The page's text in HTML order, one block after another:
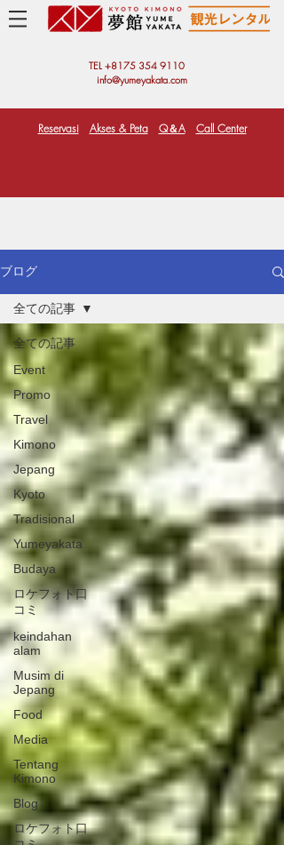
TEL +8175 354 9110
info@yumeyakata.com
Reservasi Akses & Peta Q＆A Call Center
ブログ
全ての記事
Event
Promo
Travel
Kimono
Jepang
Kyoto
Tradisional
Yumeyakata
Budaya
ロケフォト口
コミ
keindahan
alam
Musim di
Jepang
Food
Media
Tentang
Kimono
Blog
ロケフォト口
全ての記事